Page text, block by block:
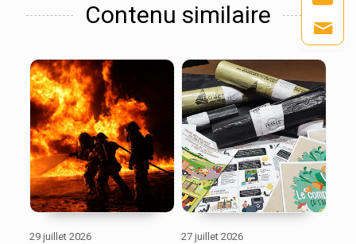
Contenu similaire
29 juillet 2026 27 juillet 2026